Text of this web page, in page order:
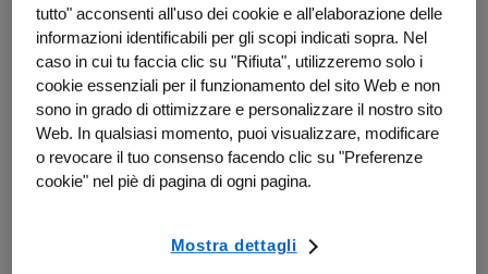
tutto" acconsenti all'uso dei cookie e all'elaborazione delle
informazioni identificabili per gli scopi indicati sopra. Nel
caso in cui tu faccia clic su "Rifiuta", utilizzeremo solo i
cookie essenziali per il funzionamento del sito Web e non
sono in grado di ottimizzare e personalizzare il nostro sito
Web. In qualsiasi momento, puoi visualizzare, modificare
o revocare il tuo consenso facendo clic su "Preferenze
cookie" nel piè di pagina di ogni pagina.
Mostra dettagli